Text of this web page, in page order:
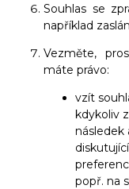
Souhlas se
například
Vezměte,
máte právo:
vzít
kdykoliv
následek
popř. na